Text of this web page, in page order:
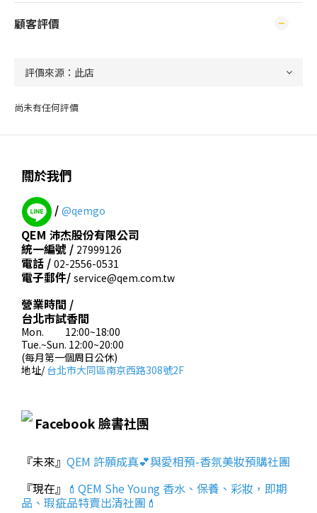
顧客評價
尚未有任何評價
關於我們
/ @qemgo
QEM 沛杰股份有限公司
統一編號 / 27999126
電話 / 02-2556-0531
電子郵件/ service@qem.com.tw
營業時間 /
台北市試香間
Mon. 12:00~18:00
Tue.~Sun. 12:00~20:00
(每月第一個周日公休)
地址/台北市大同區南京西路308號2F
Facebook 臉書社團
『未來』 QEM 許願成真💕與愛相預-香氛美妝預購社團
『現在』 💄QEM She Young 香水、保養、彩妝，即期
品、瑕疵品特賣出清社團💄